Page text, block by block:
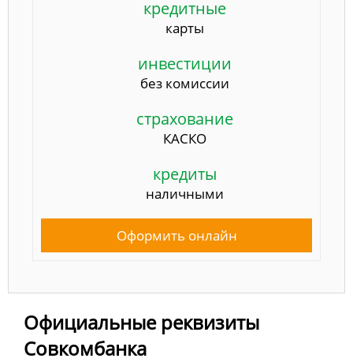
кредитные
карты
инвестиции
без комиссии
страхование
КАСКО
кредиты
наличными
Оформить онлайн
Официальные реквизиты
Совкомбанка